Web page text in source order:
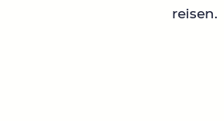
reisen.